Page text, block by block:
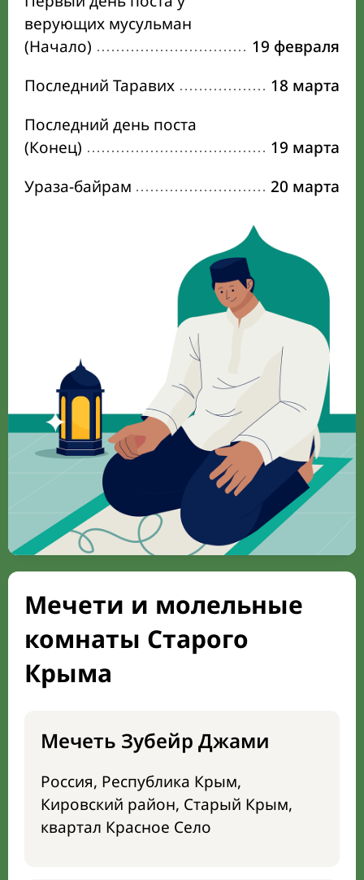
верующих мусульман
(Начало)
19 февраля
Последний Таравих
18 марта
Последний день поста
(Конец)
19 марта
Ураза-байрам
20 марта
Мечети и молельные
комнаты Старого
Крыма
Мечеть Зубейр Джами
Россия, Республика Крым,
Кировский район, Старый Крым,
квартал Красное Село